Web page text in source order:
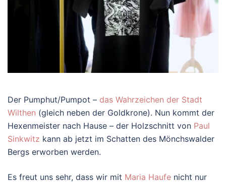
Der Pumphut/Pumpot – das Wahrzeichen der Stadt
Wilthen (gleich neben der Goldkrone). Nun kommt der
Hexenmeister nach Hause – der Holzschnitt von Paul
Sinkwitz kann ab jetzt im Schatten des Mönchswalder
Bergs erworben werden.
Es freut uns sehr, dass wir mit Maria Haufe nicht nur